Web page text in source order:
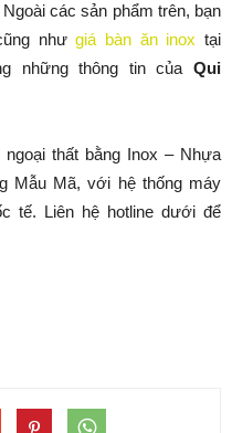
các sản phẩm trên, bạn
nhưgiá bàn ăn inox tại
những thông tin củaQui
thất bằng Inox – Nhựa
Mã, với hệ thống máy
tế. Liên hệ hotline dưới để